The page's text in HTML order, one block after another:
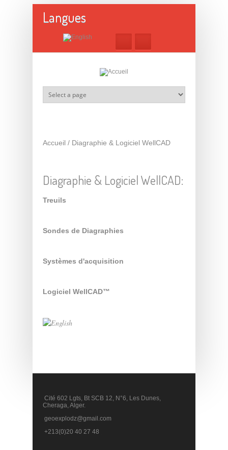
Langues
Accueil / Diagraphie & Logiciel WellCAD
Diagraphie & Logiciel WellCAD:
Treuils
Sondes de Diagraphies
Systèmes d'acquisition
Logiciel WellCAD™
Cité 602 Lgts, Bt SCB 12, N°6, Les Dunes,
Cheraga, Alger.
geoexplodz@gmail.com
+213(0)20 40 27 48